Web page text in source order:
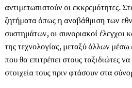
αντιμετωπιστούν οι εκκρεμότητες.
ζητήματα όπως η αναβάθμιση των
συστημάτων, οι συνοριακοί έλεγχοι
της τεχνολογίας, μεταξύ άλλων
που θα επιτρέπει στους ταξιδιώτες
στοιχεία τους πριν φτάσουν στα